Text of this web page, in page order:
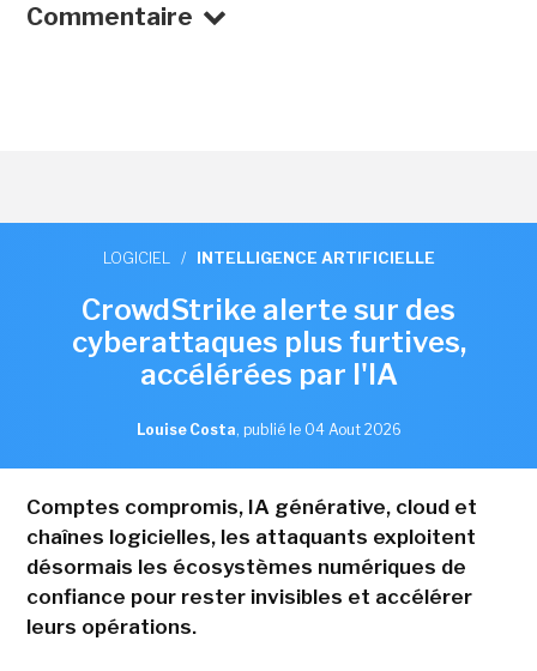
Commentaire
LOGICIEL / INTELLIGENCE ARTIFICIELLE
CrowdStrike alerte sur des
cyberattaques plus furtives,
accélérées par l'IA
Louise Costa, publié le 04 Aout 2026
Comptes compromis, IA générative, cloud et
chaînes logicielles, les attaquants exploitent
désormais les écosystèmes numériques de
confiance pour rester invisibles et accélérer
leurs opérations.